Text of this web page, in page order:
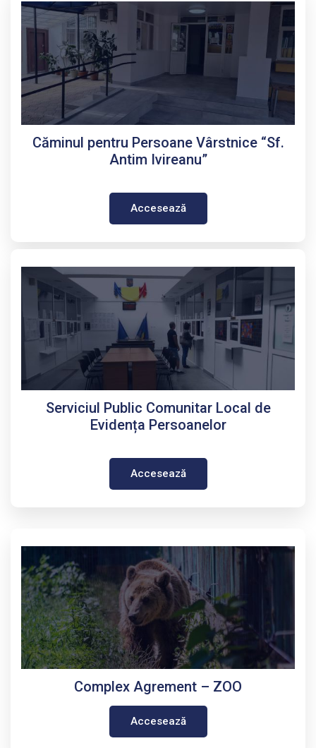
Căminul pentru Persoane Vârstnice “Sf.
Antim Ivireanu”
Accesează
Serviciul Public Comunitar Local de
Evidența Persoanelor
Accesează
Complex Agrement – ZOO
Accesează